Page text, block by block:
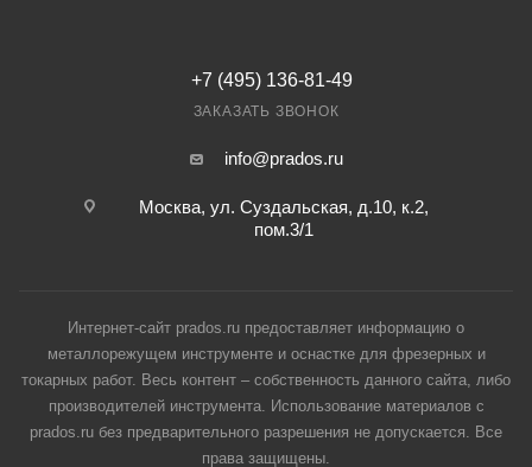
+7 (495) 136-81-49
ЗАКАЗАТЬ ЗВОНОК
info@prados.ru
Москва, ул. Суздальская, д.10, к.2,
пом.3/1
Интернет-сайт prados.ru предоставляет информацию о
металлорежущем инструменте и оснастке для фрезерных и
токарных работ. Весь контент – собственность данного сайта, либо
производителей инструмента. Использование материалов с
prados.ru без предварительного разрешения не допускается. Все
права защищены.